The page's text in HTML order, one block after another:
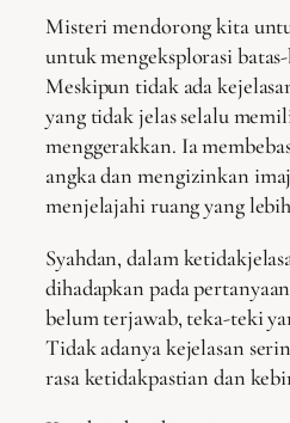
Misteri mendorong kita
untuk mengeksplorasi
Meskipun tidak ada
yang tidak jelas selalu
menggerakkan. Ia
angka dan mengizinkan
menjelajahi ruang yang
Syahdan, dalam
dihadapkan pada
belum terjawab, teka-teki
Tidak adanya kejelasan
rasa ketidakpastian dan